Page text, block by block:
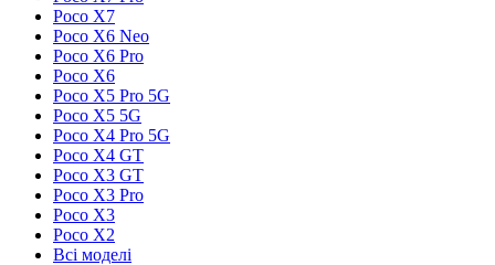
Poco X7
Poco X6 Neo
Poco X6 Pro
Poco X6
Poco X5 Pro 5G
Poco X5 5G
Poco X4 Pro 5G
Poco X4 GT
Poco X3 GT
Poco X3 Pro
Poco X3
Poco X2
Всі моделі